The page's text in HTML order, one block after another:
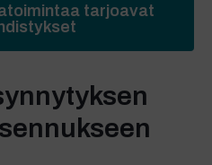
tarjoavat